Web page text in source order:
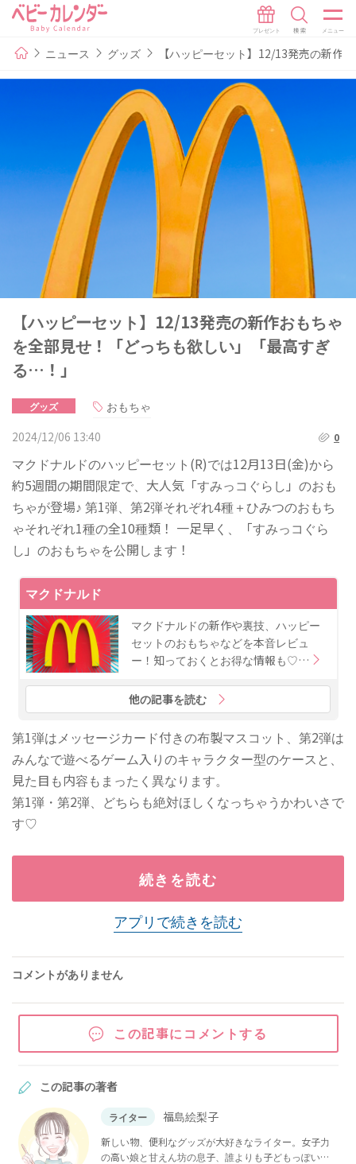
ニュース グッズ 【ハッピーセット】12/13発売の新作
【ハッピーセット】12/13発売の新作おもちゃ
を全部見せ！「どっちも欲しい」「最高すぎ
る…！」
グッズ
おもちゃ
2024/12/06 13:40
0
マクドナルドのハッピーセット(R)では12月13日(金)から
約5週間の期間限定で、大人気「すみっコぐらし」のおも
ちゃが登場♪ 第1弾、第2弾それぞれ4種＋ひみつのおもち
ゃそれぞれ1種の全10種類！ 一足早く、「すみっコぐら
し」のおもちゃを公開します！
マクドナルド
マクドナルドの新作や裏技、ハッピー
セットのおもちゃなどを本音レビュ
ー！知っておくとお得な情報も♡…
他の記事を読む
第1弾はメッセージカード付きの布製マスコット、第2弾は
みんなで遊べるゲーム入りのキャラクター型のケースと、
見た目も内容もまったく異なります。
第1弾・第2弾、どちらも絶対ほしくなっちゃうかわいさで
す♡
続きを読む
アプリで続きを読む
コメントがありません
この記事にコメントする
この記事の著者
ライター 福島絵梨子
新しい物、便利なグッズが大好きなライター。女子力
の高い娘と甘えん坊の息子、誰よりも子どもっぽい夫